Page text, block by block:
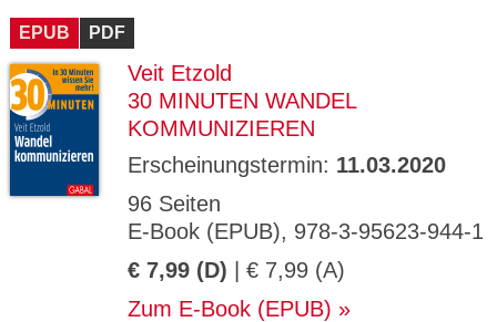
EPUB PDF
Veit Etzold
30 MINUTEN WANDEL
KOMMUNIZIEREN
Erscheinungstermin: 11.03.2020
96 Seiten
E-Book (EPUB), 978-3-95623-944-1
€ 7,99 (D) | € 7,99 (A)
Zum E-Book (EPUB)